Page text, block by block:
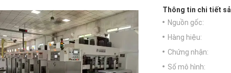
Thông tin chi tiết
Nguồn gốc:
Hàng hiệu:
Chứng nhận:
Số mô hình: